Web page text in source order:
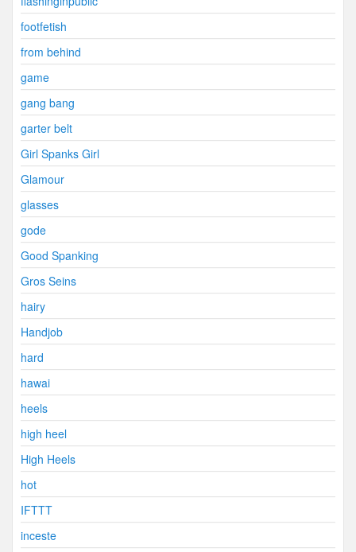
footfetish
from behind
game
gang bang
garter belt
Girl Spanks Girl
Glamour
glasses
gode
Good Spanking
Gros Seins
hairy
Handjob
hard
hawai
heels
high heel
High Heels
hot
IFTTT
inceste